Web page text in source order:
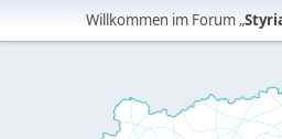
Willkommen im Forum „